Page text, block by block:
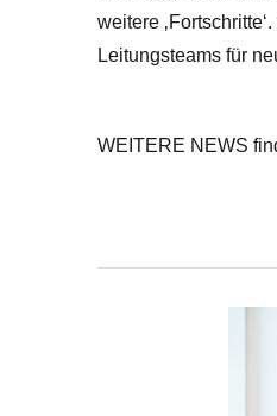
weitere
Leitungsteams für
WEITERE NEWS